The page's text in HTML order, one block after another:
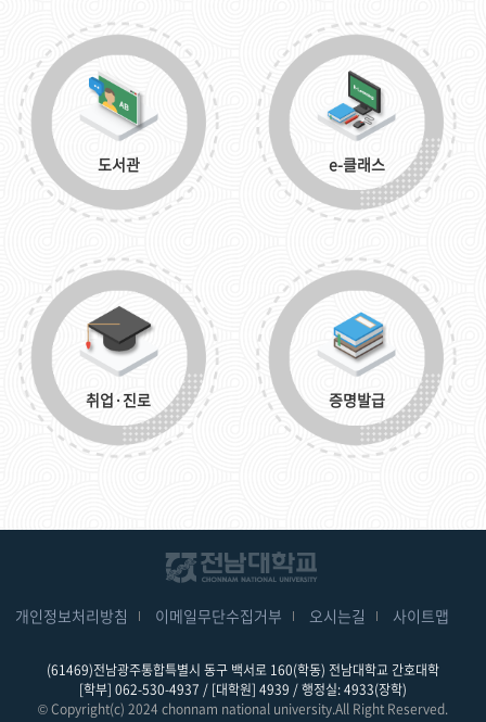
도서관 e-클래스
취업·진로 증명발급
개인정보처리방침 이메일무단수집거부 오시는길 사이트맵
(61469)전남광주통합특별시 동구 백서로 160(학동) 전남대학교 간호대학
[학부] 062-530-4937 / [대학원] 4939 / 행정실: 4933(장학)
© Copyright(c) 2024 chonnam national university.All Right Reserved.